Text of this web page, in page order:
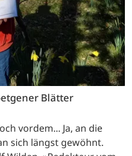
Blätter
vordem... Ja, an die
sich längst gewöhnt.